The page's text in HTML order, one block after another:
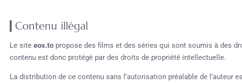
Contenu illégal
Le site eos.to propose des films et des séries qui sont soumis à des
contenu est donc protégé par des droits de propriété intellectuelle.
La distribution de ce contenu sans l’autorisation préalable de l’auteur